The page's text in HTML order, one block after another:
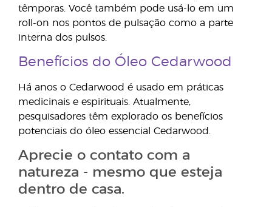
têmporas. Você também pode usá-lo em um
roll-on nos pontos de pulsação como a parte
interna dos pulsos.
Benefícios do Óleo Cedarwood
Há anos o Cedarwood é usado em práticas
medicinais e espirituais. Atualmente,
pesquisadores têm explorado os benefícios
potenciais do óleo essencial Cedarwood.
Aprecie o contato com a
natureza - mesmo que esteja
dentro de casa.